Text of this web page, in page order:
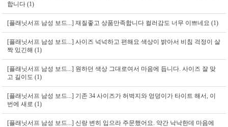
합니다 (1)
[플래닛서프 남성 보드...]재질좋고 상품만족합니다 컬러감도 너무 이쁘네요 (1)
[플래닛서프 남성 보드...]사이즈 넉넉하고 편해요 색상이 밝아서 비침 걱정이 살
짝 있긴해 (1)
[플래닛서프 남성 보드...] 원하던 색상 그대로여서 마음에 듭니다. 사이즈 잘 맞
고 길이도 (1)
[플래닛서프 남성 보드...] 기존 34 사이즈가 허벅지와 엉덩이가 타이트 해서, 이
번에 새로 (1)
[플래닛서프 남성 보드...] 신랑 변히 입으라 주문했어요. 약간 낙낙한데 마음에